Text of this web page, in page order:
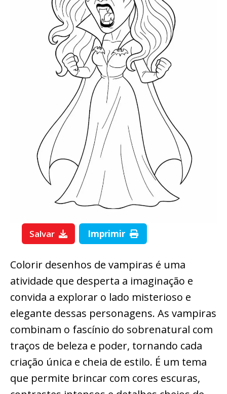
Salvar Imprimir
Colorir desenhos de vampiras é uma
atividade que desperta a imaginação e
convida a explorar o lado misterioso e
elegante dessas personagens. As vampiras
combinam o fascínio do sobrenatural com
traços de beleza e poder, tornando cada
criação única e cheia de estilo. É um tema
que permite brincar com cores escuras,